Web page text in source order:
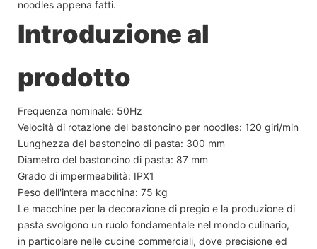
noodles appena fatti.
Introduzione al
prodotto
Frequenza nominale: 50Hz
Velocità di rotazione del bastoncino per noodles: 120 giri/min
Lunghezza del bastoncino di pasta: 300 mm
Diametro del bastoncino di pasta: 87 mm
Grado di impermeabilità: IPX1
Peso dell'intera macchina: 75 kg
Le macchine per la decorazione di pregio e la produzione di
pasta svolgono un ruolo fondamentale nel mondo culinario,
in particolare nelle cucine commerciali, dove precisione ed